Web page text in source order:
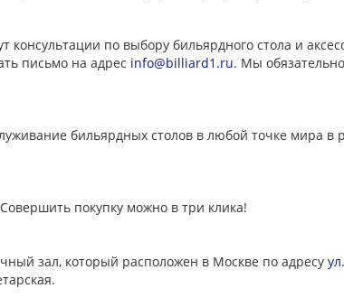
по выбору бильярдного стола и
письмо на адрес info@billiard1.ru. Мы
бильярдных столов в любой точке мира в
покупку можно в три клика!
зал, который расположен в Москве по адресу